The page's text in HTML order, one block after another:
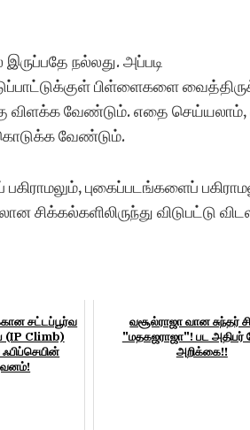
நல்லது. அப்படி
பிள்ளைகளை
விளக்க வேண்டும். எதை
வேண்டும்.
புகைப்படங்களைப்
சிக்கல்களிலிருந்து விடுபட்டு
சட்டப்பூர்வ
(IP Climb)
வசூல்ராஜா வான சுந்தர்
"மதகஜராஜா"! பட அதிபர்
அறிக்கை!!